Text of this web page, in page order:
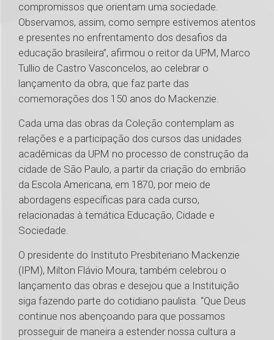
compromissos que orientam uma sociedade.
Observamos, assim, como sempre estivemos atentos
e presentes no enfrentamento dos desafios da
educação brasileira”, afirmou o reitor da UPM, Marco
Tullio de Castro Vasconcelos, ao celebrar o
lançamento da obra, que faz parte das
comemorações dos 150 anos do Mackenzie.
Cada uma das obras da Coleção contemplam as
relações e a participação dos cursos das unidades
acadêmicas da UPM no processo de construção da
cidade de São Paulo, a partir da criação do embrião
da Escola Americana, em 1870, por meio de
abordagens específicas para cada curso,
relacionadas à temática Educação, Cidade e
Sociedade.
O presidente do Instituto Presbiteriano Mackenzie
(IPM), Milton Flávio Moura, também celebrou o
lançamento das obras e desejou que a Instituição
siga fazendo parte do cotidiano paulista. “Que Deus
continue nos abençoando para que possamos
prosseguir de maneira a estender nossa cultura a